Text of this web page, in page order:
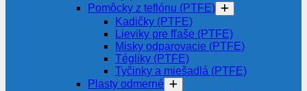
Pomôcky z teflónu (PTFE)
Kadičky (PTFE)
Lieviky pre fľaše (PTFE)
Misky odparovacie (PTFE)
Tégliky (PTFE)
Tyčinky a miešadlá (PTFE)
Plasty odmerné